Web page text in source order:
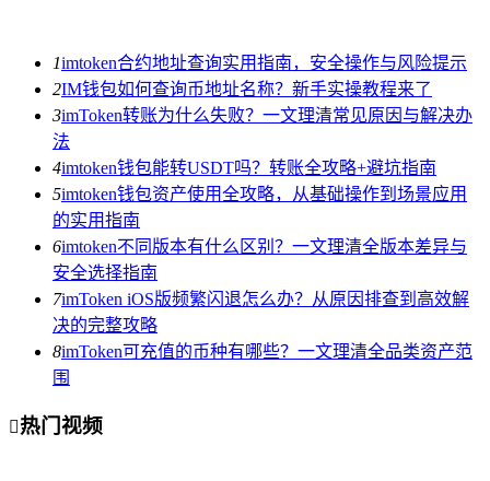
1imtoken合约地址查询实用指南，安全操作与风险提示
2IM钱包如何查询币地址名称？新手实操教程来了
3imToken转账为什么失败？一文理清常见原因与解决办
法
4imtoken钱包能转USDT吗？转账全攻略+避坑指南
5imtoken钱包资产使用全攻略，从基础操作到场景应用
的实用指南
6imtoken不同版本有什么区别？一文理清全版本差异与
安全选择指南
7imToken iOS版频繁闪退怎么办？从原因排查到高效解
决的完整攻略
8imToken可充值的币种有哪些？一文理清全品类资产范
围
热门视频